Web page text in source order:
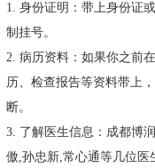
1. 身份证明：带上身份证
制挂号。
2. 病历资料：如果你之前
历、检查报告等资料带上
断。
3. 了解医生信息：成都博
傲,孙忠新,常心通等几位医